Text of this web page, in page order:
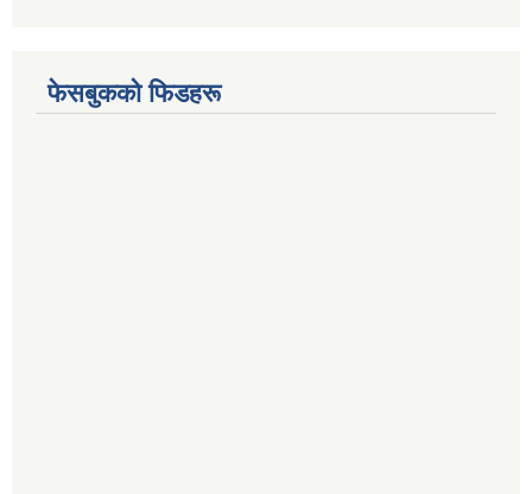
फेसबुकको फिडहरू